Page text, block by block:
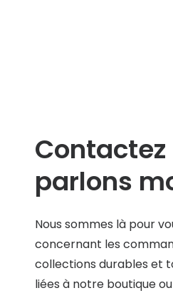
Contactez
parlons
Nous sommes là pour
concernant les
collections durables et
liées à notre boutique